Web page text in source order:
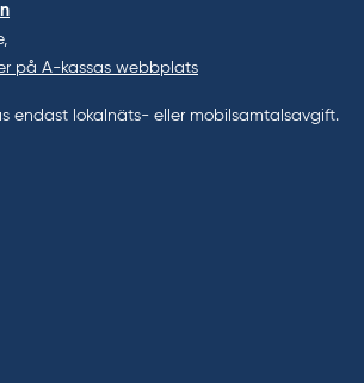
på A-kassas webbplats
endast lokalnäts- eller mobilsamtalsavgift.